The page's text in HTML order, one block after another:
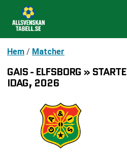
Hem / Matcher
GAIS - ELFSBORG »
IDAG, 2026